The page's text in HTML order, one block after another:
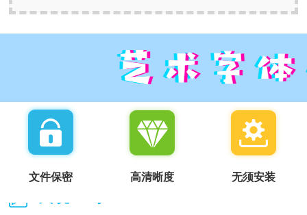
文件保密 高清晰度 无须安装